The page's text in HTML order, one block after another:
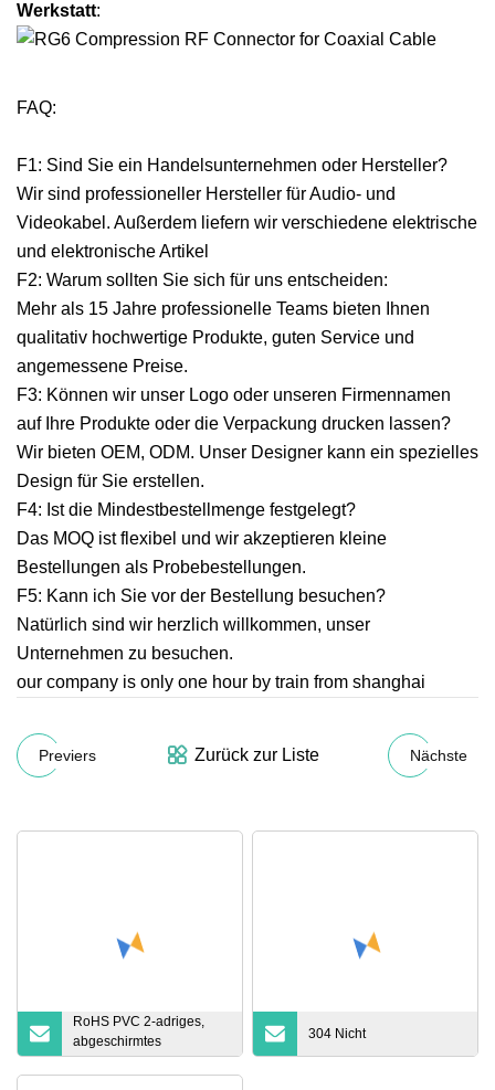
Werkstatt:
FAQ:
F1: Sind Sie ein Handelsunternehmen oder Hersteller?
Wir sind professioneller Hersteller für Audio- und
Videokabel. Außerdem liefern wir verschiedene elektrische
und elektronische Artikel
F2: Warum sollten Sie sich für uns entscheiden:
Mehr als 15 Jahre professionelle Teams bieten Ihnen
qualitativ hochwertige Produkte, guten Service und
angemessene Preise.
F3: Können wir unser Logo oder unseren Firmennamen
auf Ihre Produkte oder die Verpackung drucken lassen?
Wir bieten OEM, ODM. Unser Designer kann ein spezielles
Design für Sie erstellen.
F4: Ist die Mindestbestellmenge festgelegt?
Das MOQ ist flexibel und wir akzeptieren kleine
Bestellungen als Probebestellungen.
F5: Kann ich Sie vor der Bestellung besuchen?
Natürlich sind wir herzlich willkommen, unser
Unternehmen zu besuchen.
our company is only one hour by train from shanghai
Previers Zurück zur Liste Nächste
RoHS PVC 2-adriges,
abgeschirmtes
Lautsprecherkabel,
304 Nicht